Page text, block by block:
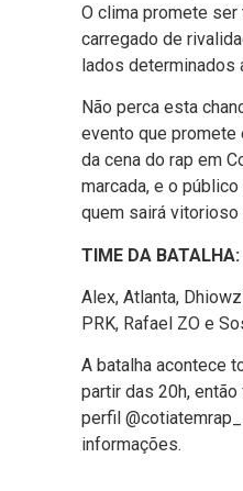
O clima promete
carregado de
lados determinados
Não perca esta
evento que promete
da cena do rap em
marcada, e o
quem sairá vitorioso
TIME DA BATALHA:
Alex, Atlanta,
PRK, Rafael ZO e
A batalha acontece
partir das 20h,
perfil
informações.